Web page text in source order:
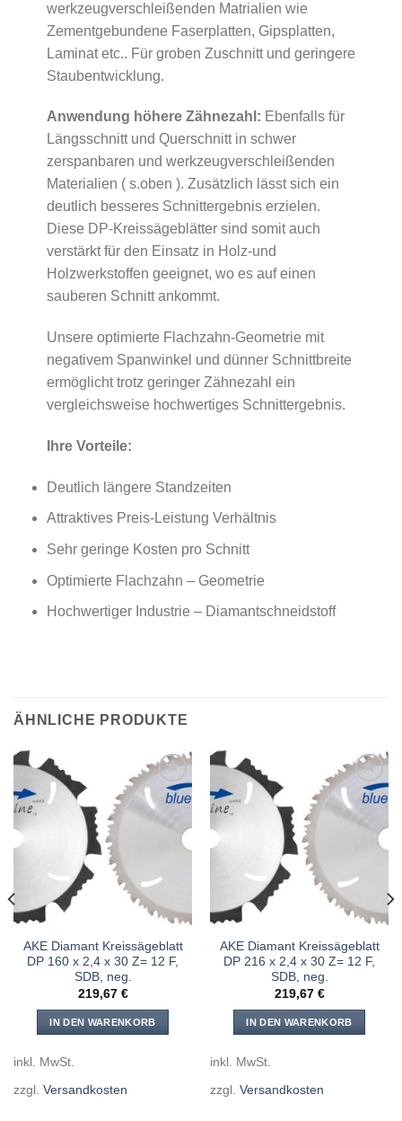
werkzeugverschleißenden Matrialien wie
Zementgebundene Faserplatten, Gipsplatten,
Laminat etc.. Für groben Zuschnitt und geringere
Staubentwicklung.
Anwendung höhere Zähnezahl: Ebenfalls für
Längsschnitt und Querschnitt in schwer
zerspanbaren und werkzeugverschleißenden
Materialien ( s.oben ). Zusätzlich lässt sich ein
deutlich besseres Schnittergebnis erzielen.
Diese DP-Kreissägeblätter sind somit auch
verstärkt für den Einsatz in Holz-und
Holzwerkstoffen geeignet, wo es auf einen
sauberen Schnitt ankommt.
Unsere optimierte Flachzahn-Geometrie mit
negativem Spanwinkel und dünner Schnittbreite
ermöglicht trotz geringer Zähnezahl ein
vergleichsweise hochwertiges Schnittergebnis.
Ihre Vorteile:
Deutlich längere Standzeiten
Attraktives Preis-Leistung Verhältnis
Sehr geringe Kosten pro Schnitt
Optimierte Flachzahn – Geometrie
Hochwertiger Industrie – Diamantschneidstoff
ÄHNLICHE PRODUKTE
Meine
AKE Diamant Kreissägeblatt
DP 160 x 2,4 x 30 Z= 12 F,
SDB, neg.
219,67 €
IN DEN WARENKORB
inkl. MwSt.
zzgl. Versandkosten
Meine
AKE Diamant Kreissägeblatt
DP 216 x 2,4 x 30 Z= 12 F,
SDB, neg.
219,67 €
IN DEN WARENKORB
inkl. MwSt.
zzgl. Versandkosten